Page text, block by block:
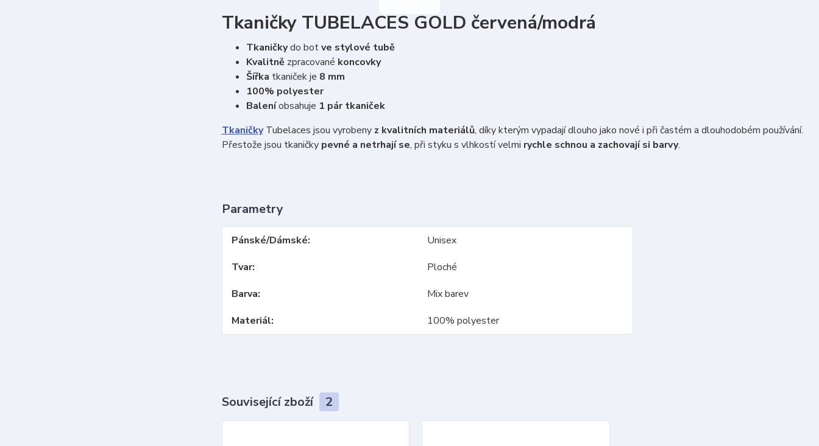
Tkaničky TUBELACES GOLD červená/modrá
Tkaničkydo botve stylové tubě
Kvalitně zpracované koncovky
Šířka tkaniček je 8 mm
100% polyester
Baleníobsahuje 1 pár tkaniček
TkaničkyTubelaces jsou vyrobeny z kvalitních materiálů, díky kterým vypadají dlouho jako nové i při častém a dlouhodobém používání.
Přestože jsou tkaničky pevné a netrhají se, při styku s vlhkostí velmi rychle schnou a zachovají si barvy.
Parametry
Pánské/Dámské
Unisex
Tvar
Ploché
Barva
Mix barev
Materiál
100% polyester
Související zboží 2